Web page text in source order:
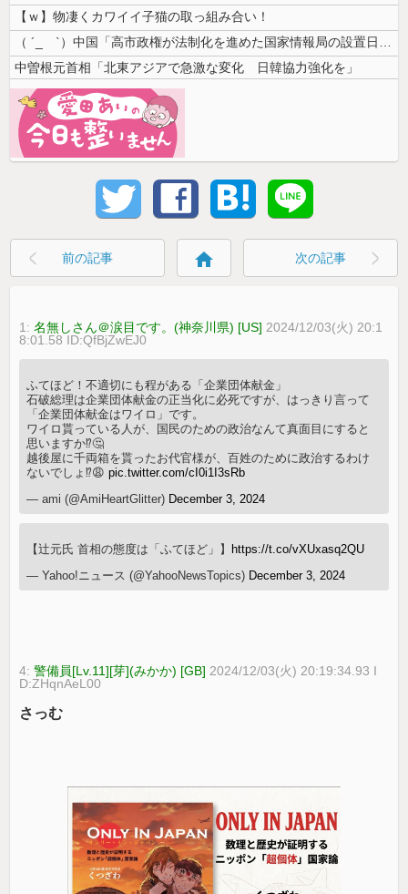
【ｗ】物凄くカワイイ子猫の取っ組み合い！
（ ´_ゝ`）中国「高市政権が法制化を進めた国家情報局の設置日が7月3...
中曽根元首相「北東アジアで急激な変化 日韓協力強化を」
前の記事 home 次の記事
1:名無しさん＠涙目です。(神奈川県) [US] 2024/12/03(火) 20:1
8:01.58 ID:QfBjZwEJ0
ふてほど！不適切にも程がある「企業団体献金」
石破総理は企業団体献金の正当化に必死ですが、はっきり言って
「企業団体献金はワイロ」です。
ワイロ貰っている人が、国民のための政治なんて真面目にすると
思いますか⁉️🤔
越後屋に千両箱を貰ったお代官様が、百姓のために政治するわけ
ないでしょ⁉️😩pic.twitter.com/cI0i1I3sRb
— ami (@AmiHeartGlitter) December 3, 2024
【辻元氏 首相の態度は「ふてほど」】
https://t.co/vXUxasq2QU
— Yahoo!ニュース (@YahooNewsTopics) December 3, 2024
4:警備員[Lv.11][芽](みかか) [GB] 2024/12/03(火) 20:19:34.93 I
D:ZHqnAeL00
さっむ